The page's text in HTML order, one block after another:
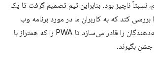
ناچیز بود. بنابراین تیم تصمیم گرفت تا یک
کند که به کاربران ما در مورد برنامه وب
ارائه می‌دهد و توسعه‌دهندگان را قادر می‌سازد تا PWA را که همتراز با
بگیرند.